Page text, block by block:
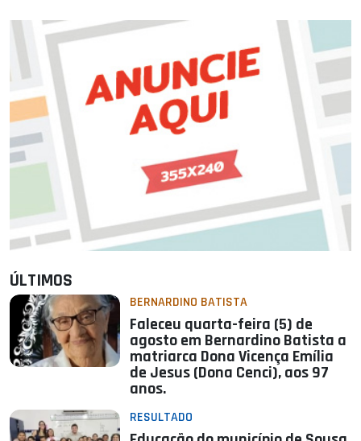
ÚLTIMOS
BERNARDINO BATISTA
Faleceu quarta-feira (5) de
agosto em Bernardino Batista a
matriarca Dona Vicença Emília
de Jesus (Dona Cenci), aos 97
anos.
RESULTADO